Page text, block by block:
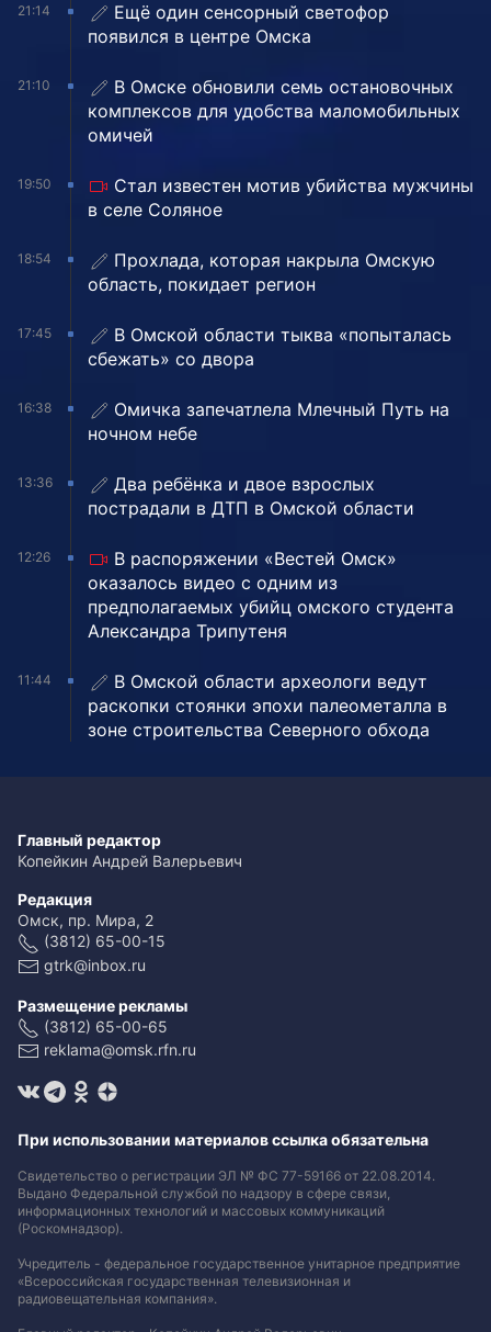
21:14
Ещё один сенсорный светофор
появился в центре Омска
21:10
В Омске обновили семь остановочных
комплексов для удобства маломобильных
омичей
19:50
Стал известен мотив убийства мужчины
в селе Соляное
18:54
Прохлада, которая накрыла Омскую
область, покидает регион
17:45
В Омской области тыква «попыталась
сбежать» со двора
16:38
Омичка запечатлела Млечный Путь на
ночном небе
13:36
Два ребёнка и двое взрослых
пострадали в ДТП в Омской области
12:26
В распоряжении «Вестей Омск»
оказалось видео с одним из
предполагаемых убийц омского студента
Александра Трипутеня
11:44
В Омской области археологи ведут
раскопки стоянки эпохи палеометалла в
зоне строительства Северного обхода
Главный редактор
Копейкин Андрей Валерьевич
Редакция
Омск, пр. Мира, 2
(3812) 65-00-15
gtrk@inbox.ru
Размещение рекламы
(3812) 65-00-65
reklama@omsk.rfn.ru
При использовании материалов ссылка обязательна
Свидетельство о регистрации ЭЛ № ФС 77-59166 от 22.08.2014.
Выдано Федеральной службой по надзору в сфере связи,
информационных технологий и массовых коммуникаций
(Роскомнадзор).
Учредитель - федеральное государственное унитарное предприятие
«Всероссийская государственная телевизионная и
радиовещательная компания».